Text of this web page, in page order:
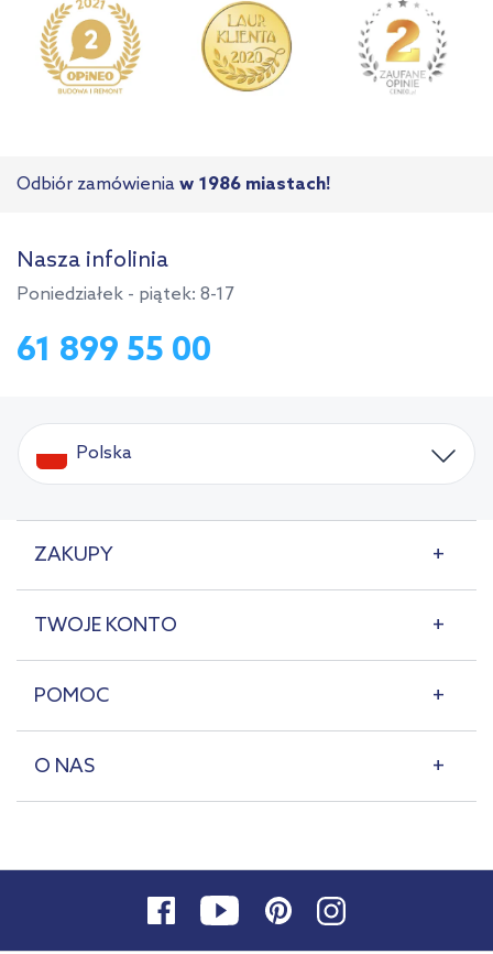
Odbiór zamówienia w 1986 miastach!
Nasza infolinia
Poniedziałek - piątek: 8-17
61 899 55 00
Polska
ZAKUPY
TWOJE KONTO
POMOC
O NAS